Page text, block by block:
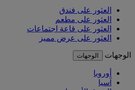
العثور على فندق
العثور على مطعم
العثور على قاعة اجتماعات
العثور على عرض مميز
الوجهات الوجهات
أوروبا
آسيا